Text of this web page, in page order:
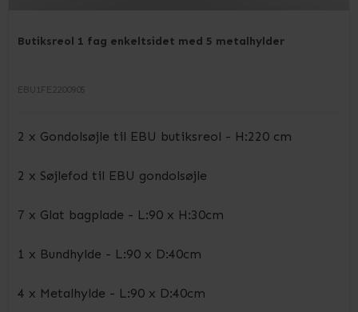
Butiksreol 1 fag enkeltsidet med 5 metalhylder
EBU1FE2200905
2 x Gondolsøjle til EBU butiksreol - H:220 cm
2 x Søjlefod til EBU gondolsøjle
7 x Glat bagplade - L:90 x H:30cm
1 x Bundhylde - L:90 x D:40cm
4 x Metalhylde - L:90 x D:40cm